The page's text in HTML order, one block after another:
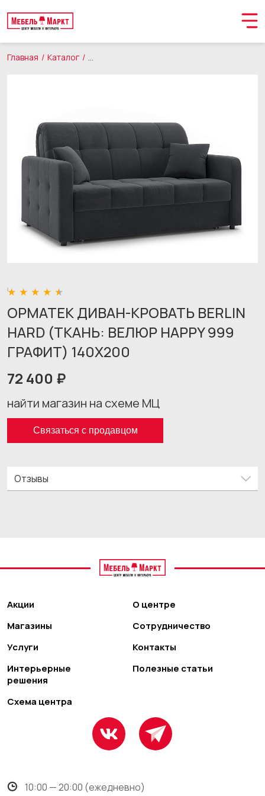
Главная Каталог Мягкая мебель
ОРМАТЕК ДИВАН-КРОВАТЬ BERLIN
HARD (ТКАНЬ: ВЕЛЮР HAPPY 999
ГРАФИТ) 140X200
72 400 ₽
найти магазин на схеме МЦ
Связаться с продавцом
Отзывы
Акции
Магазины
Услуги
Интерьерные
решения
Схема центра
О центре
Сотрудничество
Контакты
Полезные статьи
10:00 — 20:00 (ежедневно)
В ближайшее время мы свяжемся с вами